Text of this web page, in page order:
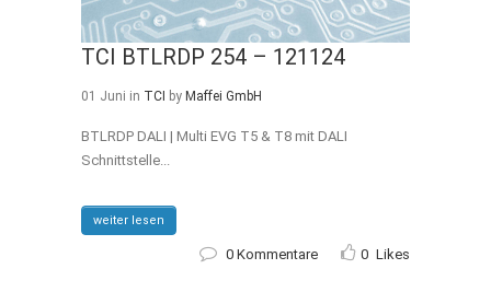
TCI BTLRDP 254 – 121124
01 Juni in TCI by Maffei GmbH
BTLRDP DALI | Multi EVG T5 & T8 mit DALI
Schnittstelle...
weiter lesen
0 Kommentare 0 Likes